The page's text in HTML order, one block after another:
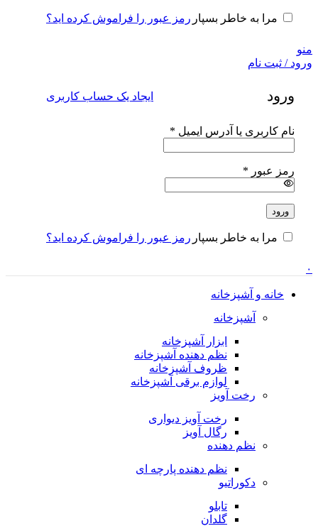
رمز عبور را فراموش کرده اید؟ مرا به خاطر بسپار
منو
ورود / ثبت نام
ورود ایجاد یک حساب کاربری
نام کاربری یا آدرس ایمیل *
رمز عبور *
ورود
رمز عبور را فراموش کرده اید؟ مرا به خاطر بسپار
۰
خانه و آشپزخانه
آشپزخانه
ابزار آشپزخانه
نظم دهنده آشپزخانه
ظروف آشپزخانه
لوازم برقی آشپزخانه
رخت آویز
رخت آویز دیواری
رگال آویز
نظم دهنده
نظم دهنده پارچه ای
دکوراتیو
تابلو
گلدان